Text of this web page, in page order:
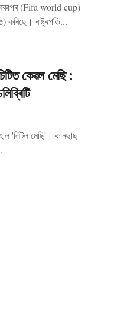
(Fifa world cup)
ৰাষ্ট্ৰপতি...
কেৱল মেছি :
মেছি'। কানছাছ